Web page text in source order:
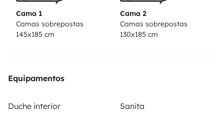
Cama 1
Camas sobrepostas
145x185 cm
Cama 2
Camas sobrepostas
130x185 cm
Equipamentos
Duche interior Sanita